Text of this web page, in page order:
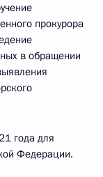
прокурора
в обращении
года для
Федерации.